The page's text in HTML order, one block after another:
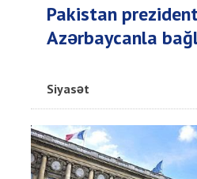
Pakistan
Azərbaycanla
Siyasət